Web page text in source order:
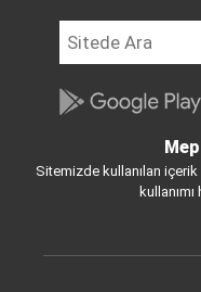
Sitemizde kullanılan içerik